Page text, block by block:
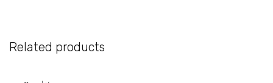
Related products